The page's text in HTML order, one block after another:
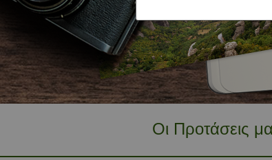
Οι Προτάσεις